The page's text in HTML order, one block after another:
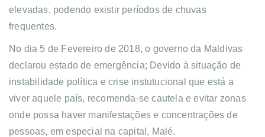
elevadas, podendo existir períodos de chuvas
frequentes.
No dia 5 de Fevereiro de 2018, o governo da Maldivas
declarou estado de emergência; Devido à situação de
instabilidade política e crise instutucional que está a
viver aquele país, recomenda-se cautela e evitar zonas
onde possa haver manifestações e concentrações de
pessoas, em especial na capital, Malé.